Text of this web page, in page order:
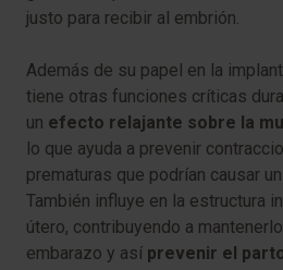
justo para recibir al embrión.
Además de su papel en la
tiene otras funciones críticas
un efecto relajante sobre la
lo que ayuda a prevenir
prematuras que podrían causar
También influye en la estructura
útero, contribuyendo a
embarazo y así prevenir el